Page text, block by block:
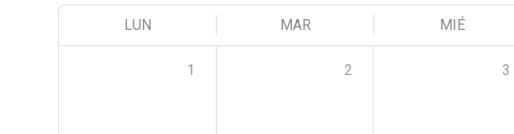
LUN MAR MIÉ
1 2 3